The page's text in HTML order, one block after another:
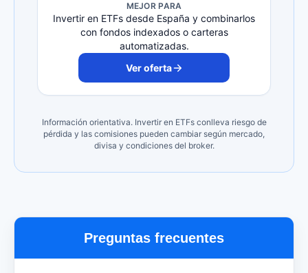
MEJOR PARA
Invertir en ETFs desde España y combinarlos
con fondos indexados o carteras
automatizadas.
Ver oferta
Información orientativa. Invertir en ETFs conlleva riesgo de
pérdida y las comisiones pueden cambiar según mercado,
divisa y condiciones del broker.
Preguntas frecuentes